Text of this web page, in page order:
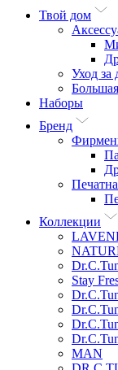
Твой дом
Уход за
Наборы
Бренд
Коллекции
Stay
MAN